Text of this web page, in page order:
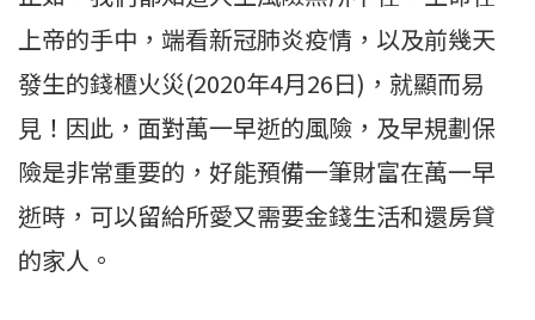
上帝的手中，端看新冠肺炎疫情，以及前幾天
發生的錢櫃火災(2020年4月26日)，就顯而易
見！因此，面對萬一早逝的風險，及早規劃保
險是非常重要的，好能預備一筆財富在萬一早
逝時，可以留給所愛又需要金錢生活和還房貸
的家人。